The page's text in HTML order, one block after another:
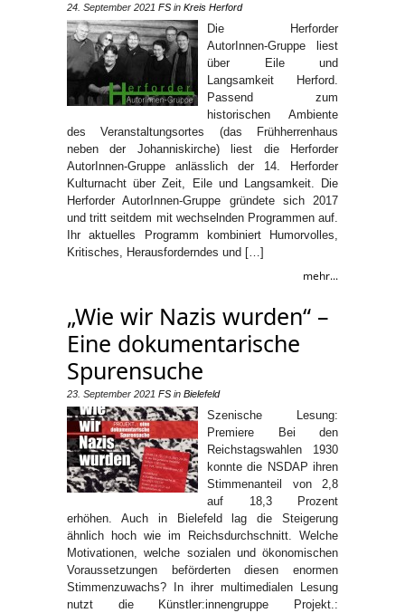
24. September 2021 FS in Kreis Herford
Die Herforder
AutorInnen-Gruppe liest
über Eile und
Langsamkeit Herford.
Passend zum
historischen Ambiente
des Veranstaltungsortes (das Frühherrenhaus
neben der Johanniskirche) liest die Herforder
AutorInnen-Gruppe anlässlich der 14. Herforder
Kulturnacht über Zeit, Eile und Langsamkeit. Die
Herforder AutorInnen-Gruppe gründete sich 2017
und tritt seitdem mit wechselnden Programmen auf.
Ihr aktuelles Programm kombiniert Humorvolles,
Kritisches, Herausforderndes und […]
mehr...
„Wie wir Nazis wurden“ –
Eine dokumentarische
Spurensuche
23. September 2021 FS in Bielefeld
Szenische Lesung:
Premiere Bei den
Reichstagswahlen 1930
konnte die NSDAP ihren
Stimmenanteil von 2,8
auf 18,3 Prozent
erhöhen. Auch in Bielefeld lag die Steigerung
ähnlich hoch wie im Reichsdurchschnitt. Welche
Motivationen, welche sozialen und ökonomischen
Voraussetzungen beförderten diesen enormen
Stimmenzuwachs? In ihrer multimedialen Lesung
nutzt die Künstler:innengruppe Projekt.: